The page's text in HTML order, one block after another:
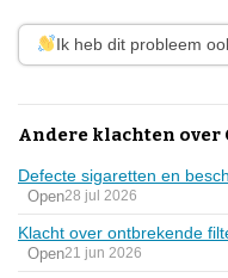
Ik heb dit probleem
Andere klachten over
Defecte sigaretten en
Open28 jul 2026
Klacht over ontbrekende
Open21 jun 2026